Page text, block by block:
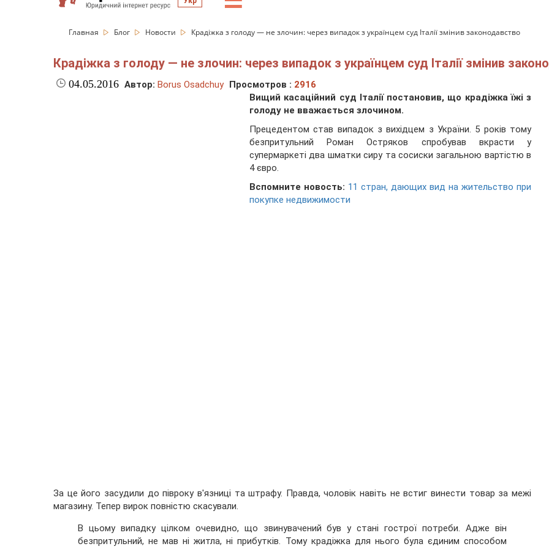
Главная Блог Новости Крадіжка з голоду — не злочин: через випадок з українцем суд Італії змінив законодавство
Крадіжка з голоду — не злочин: через випадок з українцем суд Італії змінив
04.05.2016 Автор: Borus Osadchuy Просмотров : 2916
Вищий касаційний суд Італії постановив, що крадіжка їжі з
голоду не вважається злочином.
Прецедентом став випадок з вихідцем з України. 5 років тому
безпритульний Роман Остряков спробував вкрасти у
супермаркеті два шматки сиру та сосиски загальною вартістю в
4 євро.
Вспомните новость: 11 стран, дающих вид на жительство при
покупке недвижимости
За це його засудили до півроку в'язниці та штрафу. Правда, чоловік навіть не встиг винести товар за межі
магазину. Тепер вирок повністю скасували.
В цьому випадку цілком очевидно, що звинувачений був у стані гострої потреби. Адже він
безпритульний, не мав ні житла, ні прибутків. Тому крадіжка для нього була єдиним способом